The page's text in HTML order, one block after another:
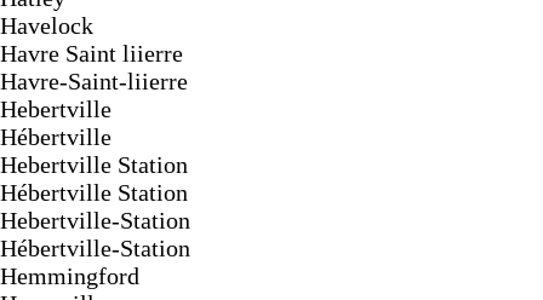
Havelock
Havre Saint liierre
Havre-Saint-liierre
Hebertville
Hébertville
Hebertville Station
Hébertville Station
Hebertville-Station
Hébertville-Station
Hemmingford